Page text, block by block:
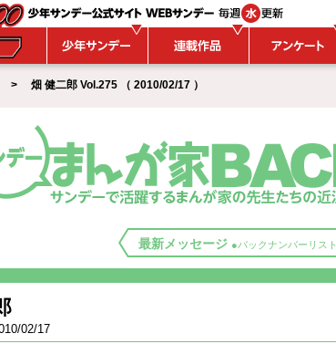
> 畑 健二郎 Vol.275 （ 2010/02/17 ）
最新メッセージ ●バックナンバーリスト
02/17